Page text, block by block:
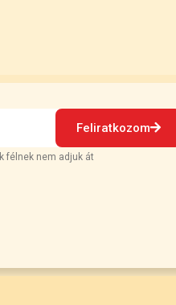
Feliratkozom
félnek nem adjuk át